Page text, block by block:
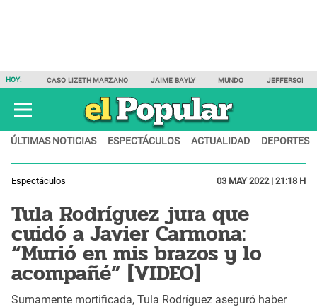
HOY: CASO LIZETH MARZANO JAIME BAYLY MUNDO JEFFERSON
ÚLTIMAS NOTICIAS ESPECTÁCULOS ACTUALIDAD DEPORTES
Espectáculos 03 MAY 2022 | 21:18 H
Tula Rodríguez jura que
cuidó a Javier Carmona:
“Murió en mis brazos y lo
acompañé” [VIDEO]
Sumamente mortificada, Tula Rodríguez aseguró haber